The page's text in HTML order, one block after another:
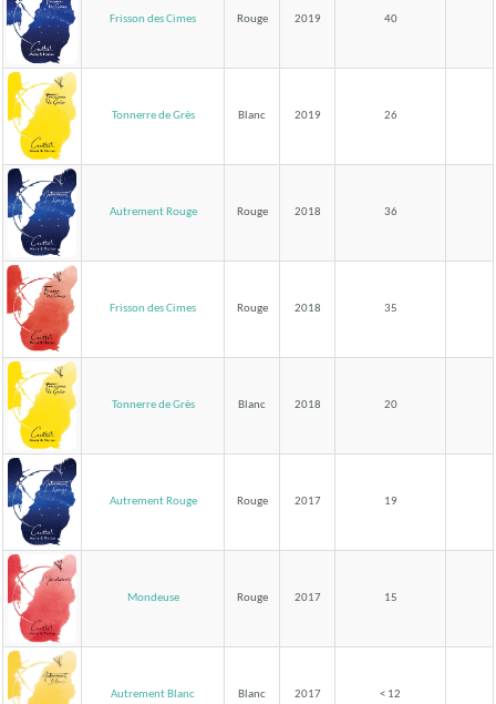
Frisson des Cimes Rouge 2019 40
Tonnerre de Grès Blanc 2019 26
Autrement Rouge Rouge 2018 36
Frisson des Cimes Rouge 2018 35
Tonnerre de Grès Blanc 2018 20
Autrement Rouge Rouge 2017 19
Mondeuse Rouge 2017 15
Autrement Blanc Blanc 2017 < 12